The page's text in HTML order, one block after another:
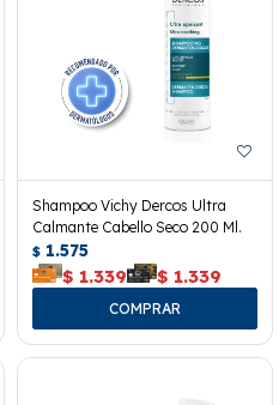
Shampoo Vichy Dercos Ultra
Calmante Cabello Seco 200 Ml.
$ 1.575
$ 1.339 $ 1.339